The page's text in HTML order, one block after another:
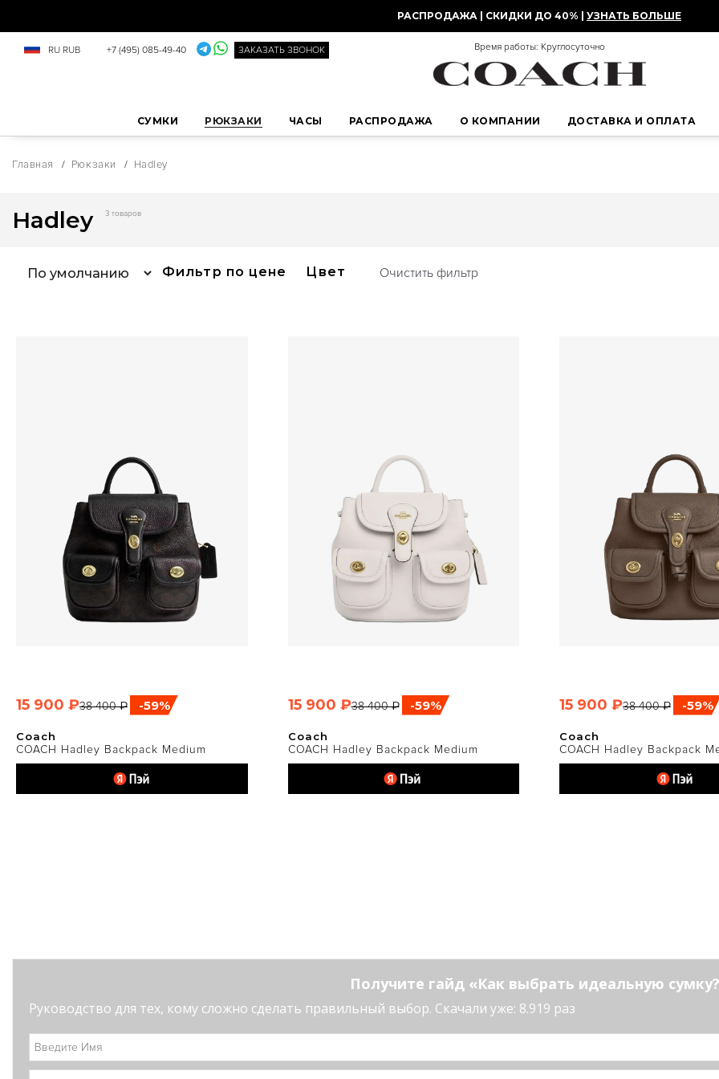
РАСПРОДАЖА | СКИДКИ ДО 40% | УЗНАТЬ БОЛЬШЕ
RU RUB +7 (495) 085-49-40 ЗАКАЗАТЬ ЗВОНОК Время работы: Круглосуточно
СУМКИ РЮКЗАКИ ЧАСЫ РАСПРОДАЖА О КОМПАНИИ ДОСТАВКА И ОПЛАТА
Главная / Рюкзаки / Hadley
Hadley 3 товаров
Фильтр по цене Цвет Очистить фильтр
БЫСТРЫЙ ПРОСМОТР
Coach
COACH Hadley Backpack Medium
-59%
38 400 ₽
15 900 ₽ БЫСТРЫЙ ПРОСМОТР
Coach
COACH Hadley Backpack Medium
-59%
38 400 ₽
15 900 ₽ БЫСТРЫЙ
Coach
COACH Hadley Backpack
-59%
38 400 ₽
15 900 ₽
Получите гайд «Как выбрать идеальную
Руководство для тех, кому сложно сделать правильный выбор. Скачали уже: 8.919 раз